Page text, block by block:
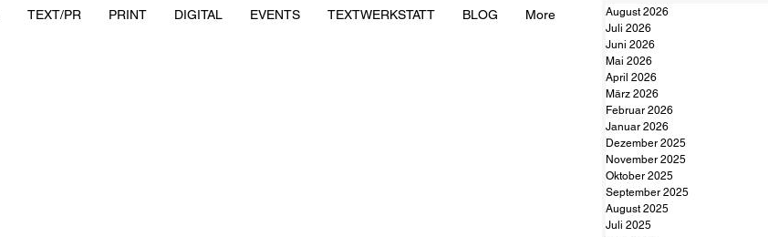
TEXT/PR PRINT DIGITAL EVENTS TEXTWERKSTATT BLOG More
August 2026
Juli 2026
Juni 2026
Mai 2026
April 2026
März 2026
Februar 2026
Januar 2026
Dezember 2025
November 2025
Oktober 2025
September 2025
August 2025
Juli 2025